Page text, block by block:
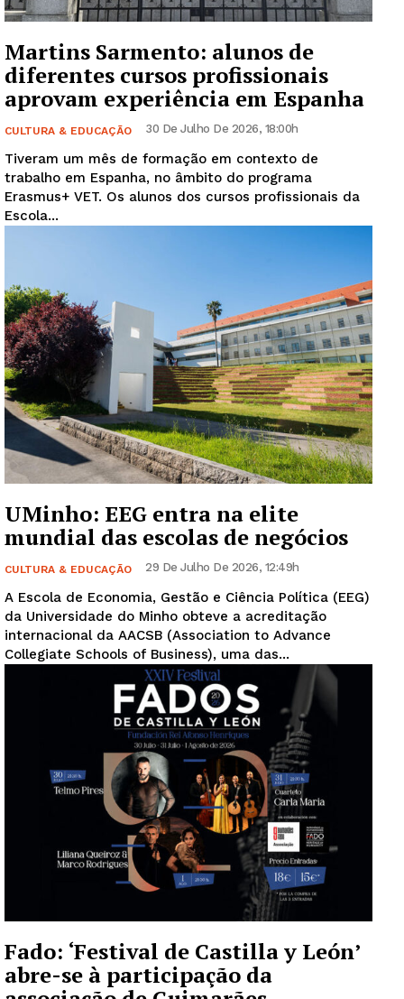
Martins Sarmento: alunos de
diferentes cursos profissionais
aprovam experiência em Espanha
CULTURA & EDUCAÇÃO 30 De Julho De 2026, 18:00h
Tiveram um mês de formação em contexto de
trabalho em Espanha, no âmbito do programa
Erasmus+ VET. Os alunos dos cursos profissionais da
Escola...
UMinho: EEG entra na elite
mundial das escolas de negócios
CULTURA & EDUCAÇÃO 29 De Julho De 2026, 12:49h
A Escola de Economia, Gestão e Ciência Política (EEG)
da Universidade do Minho obteve a acreditação
internacional da AACSB (Association to Advance
Collegiate Schools of Business), uma das...
Fado: ‘Festival de Castilla y León’
abre-se à participação da